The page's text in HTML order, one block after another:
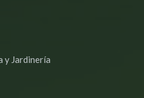
y Jardinería